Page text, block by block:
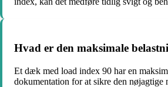
Hvad er den maksimale
Et dæk med load index 90 har en
dokumentation for at sikre den